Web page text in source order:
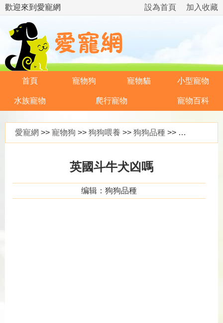
歡迎來到愛寵網 加入收藏
設為首頁
首頁 寵物狗 寵物貓 小型寵物
水族寵物 爬行寵物 寵物百科
愛寵網 >> 寵物狗 >> 狗狗喂養 >> 狗狗品種 >> 英國斗牛犬凶嗎
英國斗牛犬凶嗎
编辑：狗狗品種